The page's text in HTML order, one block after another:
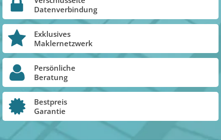
Datenverbindung
Exklusives
Maklernetzwerk
Persönliche
Beratung
Bestpreis
Garantie